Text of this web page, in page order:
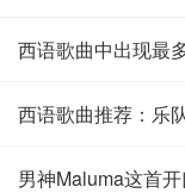
西语歌曲推荐：乐
男神Maluma这首